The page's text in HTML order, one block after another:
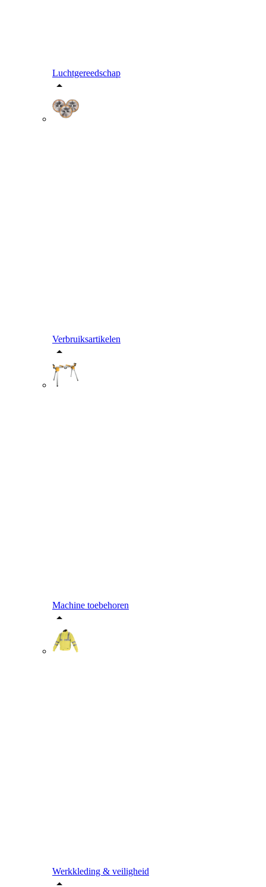
Luchtgereedschap
Verbruiksartikelen
Machine toebehoren
Werkkleding & veiligheid